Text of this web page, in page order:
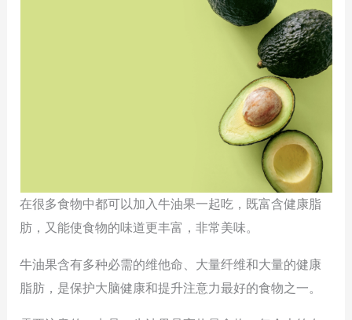
在很多食物中都可以加入牛油果一起吃，既富含健康脂
肪，又能使食物的味道更丰富，非常美味。
牛油果含有多种必需的维他命、大量纤维和大量的健康
脂肪，是保护大脑健康和提升注意力最好的食物之一。